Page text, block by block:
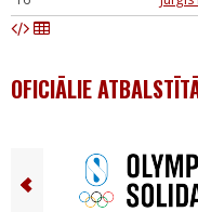
OFICIĀLIE